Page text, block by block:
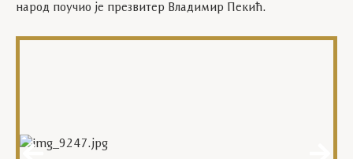
народ поучио је презвитер Владимир Пекић.